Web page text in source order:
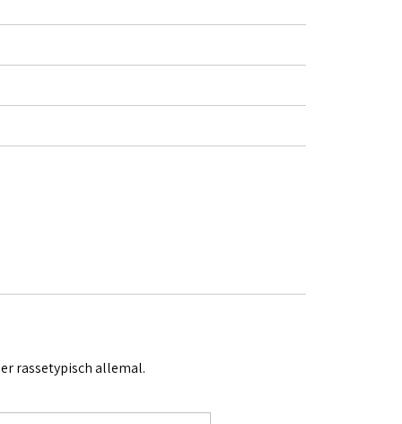
rassetypisch allemal.